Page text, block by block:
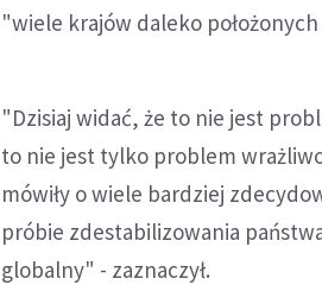
"wiele krajów daleko
"Dzisiaj widać, że to nie jest
to nie jest tylko problem
mówiły o wiele bardziej
próbie zdestabilizowania
globalny" - zaznaczył.